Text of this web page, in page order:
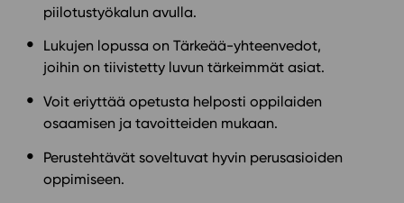
piilotustyökalun avulla.
Lukujen lopussa on Tärkeää-yhteenvedot,
joihin on tiivistetty luvun tärkeimmät asiat.
Voit eriyttää opetusta helposti oppilaiden
osaamisen ja tavoitteiden mukaan.
Perustehtävät soveltuvat hyvin perusasioiden
oppimiseen.